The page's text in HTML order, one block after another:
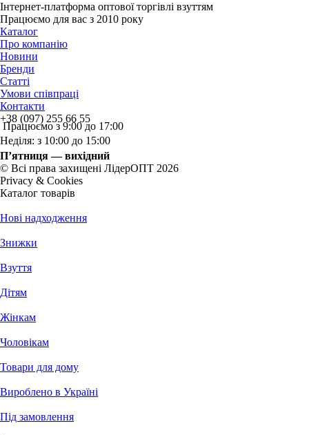
Інтернет-платформа оптової торгівлі взуттям
Працюємо для вас з 2010 року
Каталог
Про компанію
Новини
Бренди
Статті
Умови співпраці
Контакти
+38 (097) 255 66 55
Працюємо з 9:00 до 17:00
Неділя: з 10:00 до 15:00
П’ятниця — вихідний
© Всі права захищені ЛідерОПТ 2026
Privacy & Cookies
Каталог товарів
Нові надходження
Знижки
Взуття
Дітям
Жінкам
Чоловікам
Товари для дому
Вироблено в Україні
Під замовлення